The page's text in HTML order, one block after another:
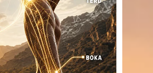
Érdi Mária(130)életmód